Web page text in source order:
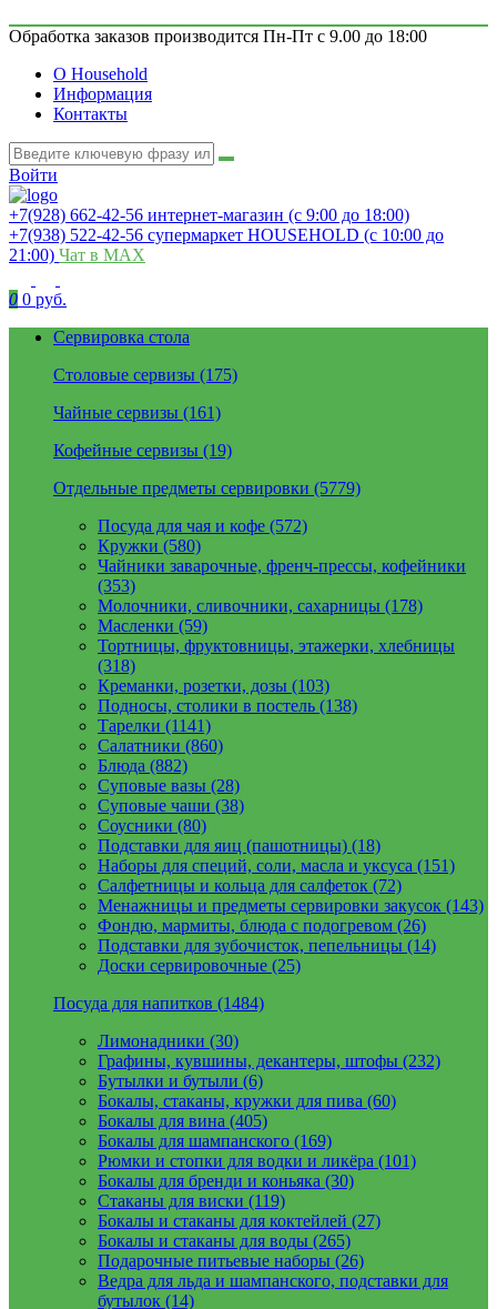
Обработка заказов производится Пн-Пт с 9.00 до 18:00
О Household
Информация
Контакты
Войти
+7(928) 662-42-56 интернет-магазин (с 9:00 до 18:00)
+7(938) 522-42-56 супермаркет HOUSEHOLD (с 10:00 до
21:00) Чат в MAX
0 0 руб.
Сервировка стола
Столовые сервизы (175)
Чайные сервизы (161)
Кофейные сервизы (19)
Отдельные предметы сервировки (5779)
Посуда для чая и кофе (572)
Кружки (580)
Чайники заварочные, френч-прессы, кофейники
(353)
Молочники, сливочники, сахарницы (178)
Масленки (59)
Тортницы, фруктовницы, этажерки, хлебницы
(318)
Креманки, розетки, дозы (103)
Подносы, столики в постель (138)
Тарелки (1141)
Салатники (860)
Блюда (882)
Суповые вазы (28)
Суповые чаши (38)
Соусники (80)
Подставки для яиц (пашотницы) (18)
Наборы для специй, соли, масла и уксуса (151)
Салфетницы и кольца для салфеток (72)
Менажницы и предметы сервировки закусок (143)
Фондю, мармиты, блюда с подогревом (26)
Подставки для зубочисток, пепельницы (14)
Доски сервировочные (25)
Посуда для напитков (1484)
Лимонадники (30)
Графины, кувшины, декантеры, штофы (232)
Бутылки и бутыли (6)
Бокалы, стаканы, кружки для пива (60)
Бокалы для вина (405)
Бокалы для шампанского (169)
Рюмки и стопки для водки и ликёра (101)
Бокалы для бренди и коньяка (30)
Стаканы для виски (119)
Бокалы и стаканы для коктейлей (27)
Бокалы и стаканы для воды (265)
Подарочные питьевые наборы (26)
Ведра для льда и шампанского, подставки для
бутылок (14)